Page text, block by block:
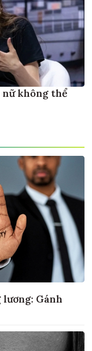
nữ không thể
lương: Gánh